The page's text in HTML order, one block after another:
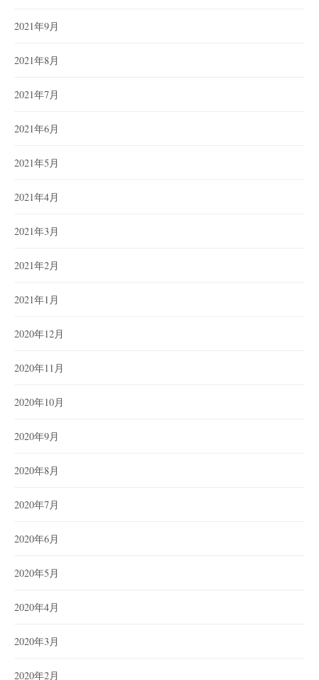
2021年9月
2021年8月
2021年7月
2021年6月
2021年5月
2021年4月
2021年3月
2021年2月
2021年1月
2020年12月
2020年11月
2020年10月
2020年9月
2020年8月
2020年7月
2020年6月
2020年5月
2020年4月
2020年3月
2020年2月